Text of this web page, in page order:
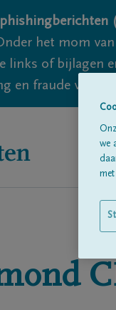
het mom
links of bijlagen
en fraude vallen
we